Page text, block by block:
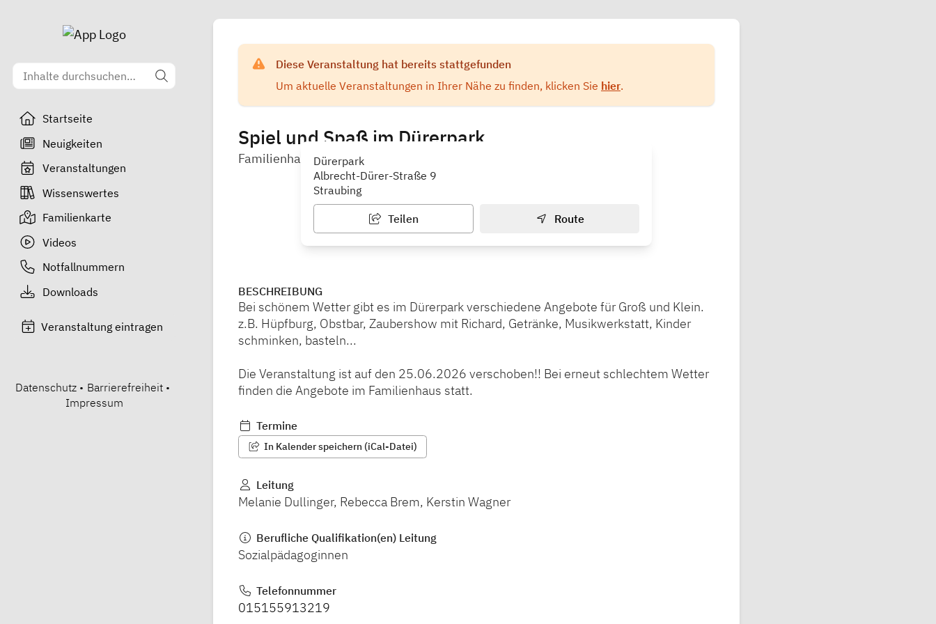
Startseite
Neuigkeiten
Veranstaltungen
Wissenswertes
Familienkarte
Videos
Notfallnummern
Downloads
Veranstaltung eintragen
Datenschutz • Barrierefreiheit •
Impressum
Diese Veranstaltung hat bereits stattgefunden
Um aktuelle Veranstaltungen in Ihrer Nähe zu finden, klicken Sie hier.
Spiel und Spaß im Dürerpark
Familienhaus der Christuskirche 1 MGH Straubing
Dürerpark
Albrecht-Dürer-Straße 9
Straubing
Teilen Route
BESCHREIBUNG
Bei schönem Wetter gibt es im Dürerpark verschiedene Angebote für Groß und Klein.
z.B. Hüpfburg, Obstbar, Zaubershow mit Richard, Getränke, Musikwerkstatt, Kinder
schminken, basteln...
Die Veranstaltung ist auf den 25.06.2026 verschoben!! Bei erneut schlechtem Wetter
finden die Angebote im Familienhaus statt.
Termine
In Kalender speichern (iCal-Datei)
Leitung
Melanie Dullinger, Rebecca Brem, Kerstin Wagner
Berufliche Qualifikation(en) Leitung
Sozialpädagoginnen
Telefonnummer
015155913219